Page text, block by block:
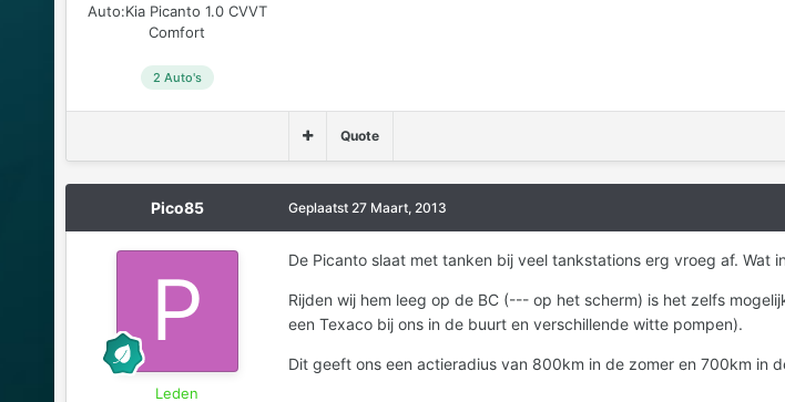
Auto:Kia Picanto 1.0 CVVT
Comfort
2 Auto's
Quote
Pico85
Leden
Geplaatst 27 Maart, 2013
De Picanto slaat met tanken bij veel tankstations erg vroeg af.
Rijden wij hem leeg op de BC (--- op het scherm) is het zelfs
een Texaco bij ons in de buurt en verschillende witte pompen).
Dit geeft ons een actieradius van 800km in de zomer en 700km in